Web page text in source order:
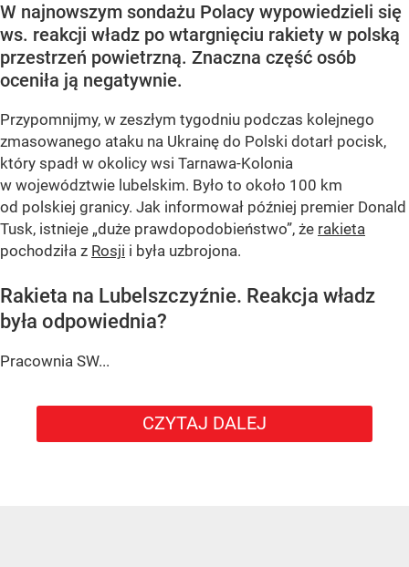
W najnowszym sondażu Polacy wypowiedzieli się
ws. reakcji władz po wtargnięciu rakiety w polską
przestrzeń powietrzną. Znaczna część osób
oceniła ją negatywnie.
Przypomnijmy, w zeszłym tygodniu podczas kolejnego
zmasowanego ataku na Ukrainę do Polski dotarł pocisk,
który spadł w okolicy wsi Tarnawa-Kolonia
w województwie lubelskim. Było to około 100 km
od polskiej granicy. Jak informował później premier Donald
Tusk, istnieje „duże prawdopodobieństwo”, że rakieta
pochodziła z Rosji i była uzbrojona.
Rakieta na Lubelszczyźnie. Reakcja władz
była odpowiednia?
Pracownia SW...
CZYTAJ DALEJ